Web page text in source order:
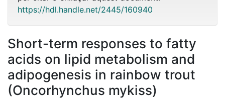
https://hdl.handle.net/2445/160940
Short-term responses to fatty
acids on lipid metabolism and
adipogenesis in rainbow trout
(Oncorhynchus mykiss)